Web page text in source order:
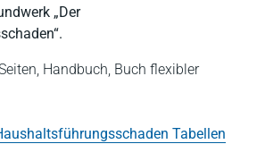
„Der
Handbuch, Buch flexibler
Tabellen